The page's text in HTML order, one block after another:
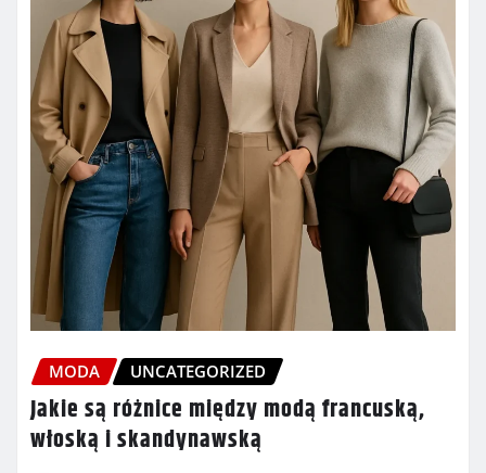
MODA UNCATEGORIZED
Jakie są różnice między modą francuską,
włoską i skandynawską